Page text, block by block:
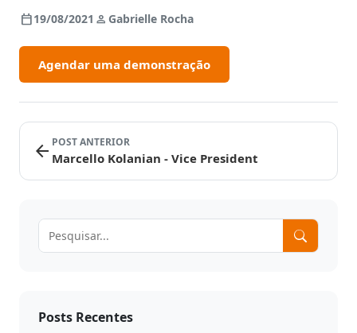
de
vendas
Política
Política
de
Preço
Off-
Indústrias
integrados
disponíveis
Sellentt+
Blog
Indique
ganhe
calendar_today19/08/2021 person Gabrielle Rocha
Agendar uma demonstração
arrow_back POST ANTERIOR
Marcello Kolanian - Vice President
Posts Recentes